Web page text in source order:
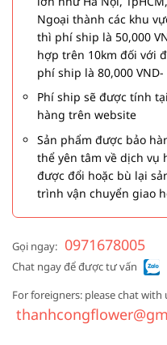
Ngoại thành các khu
thì phí ship là 50,000
hợp trên 10km đối với
phí ship là 80,000
Phí ship sẽ được tính
hàng trên website
Sản phẩm được bảo
thể yên tâm về dịch vụ
được đổi hoặc bù lại
trình vận chuyển giao
Gọi ngay: 0971678005
Chat ngay để được tư vấn
For foreigners: please chat with